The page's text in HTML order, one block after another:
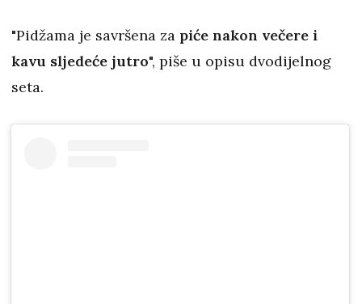
"Pidžama je savršena za piće nakon večere i
kavu sljedeće jutro", piše u opisu dvodijelnog
seta.